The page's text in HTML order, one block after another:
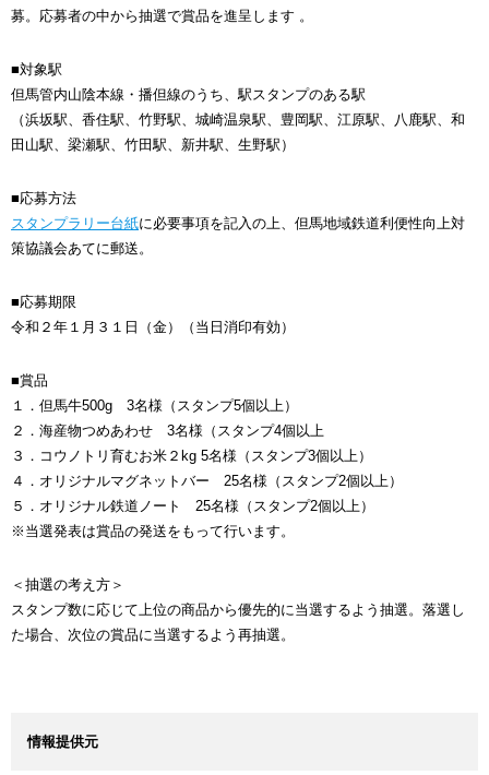
募。応募者の中から抽選で賞品を進呈します 。
■対象駅
但馬管内山陰本線・播但線のうち、駅スタンプのある駅
（浜坂駅、香住駅、竹野駅、城崎温泉駅、豊岡駅、江原駅、八鹿駅、和
田山駅、梁瀬駅、竹田駅、新井駅、生野駅）
■応募方法
スタンプラリー台紙に必要事項を記入の上、但馬地域鉄道利便性向上対
策協議会あてに郵送。
■応募期限
令和２年１月３１日（金）（当日消印有効）
■賞品
１．但馬牛500g 3名様（スタンプ5個以上）
２．海産物つめあわせ 3名様（スタンプ4個以上
３．コウノトリ育むお米２kg 5名様（スタンプ3個以上）
４．オリジナルマグネットバー 25名様（スタンプ2個以上）
５．オリジナル鉄道ノート 25名様（スタンプ2個以上）
※当選発表は賞品の発送をもって行います。
＜抽選の考え方＞
スタンプ数に応じて上位の商品から優先的に当選するよう抽選。落選し
た場合、次位の賞品に当選するよう再抽選。
情報提供元